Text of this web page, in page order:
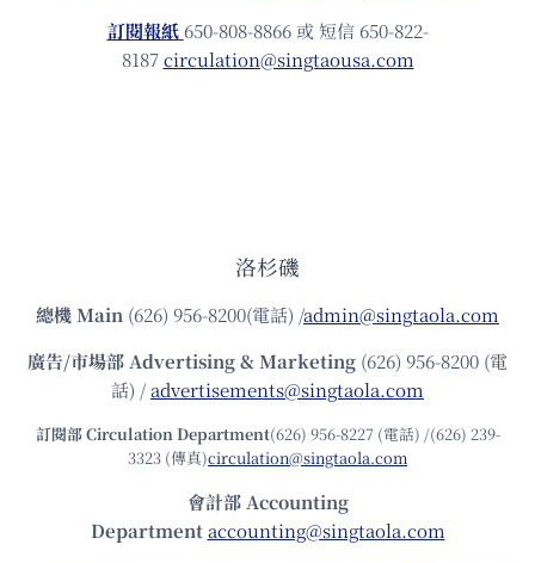
訂閱報紙 650-808-8866 或 短信 650-822-
8187circulation@singtaousa.com
洛杉磯
總機Main (626) 956-8200(電話) /admin@singtaola.com
廣告/市場部Advertising & Marketing (626) 956-8200 (電
話) /advertisements@singtaola.com
訂閱部 Circulation Department(626) 956-8227 (電話) /(626) 239-
3323 (傳真)circulation@singtaola.com
會計部 Accounting
Department accounting@singtaola.com